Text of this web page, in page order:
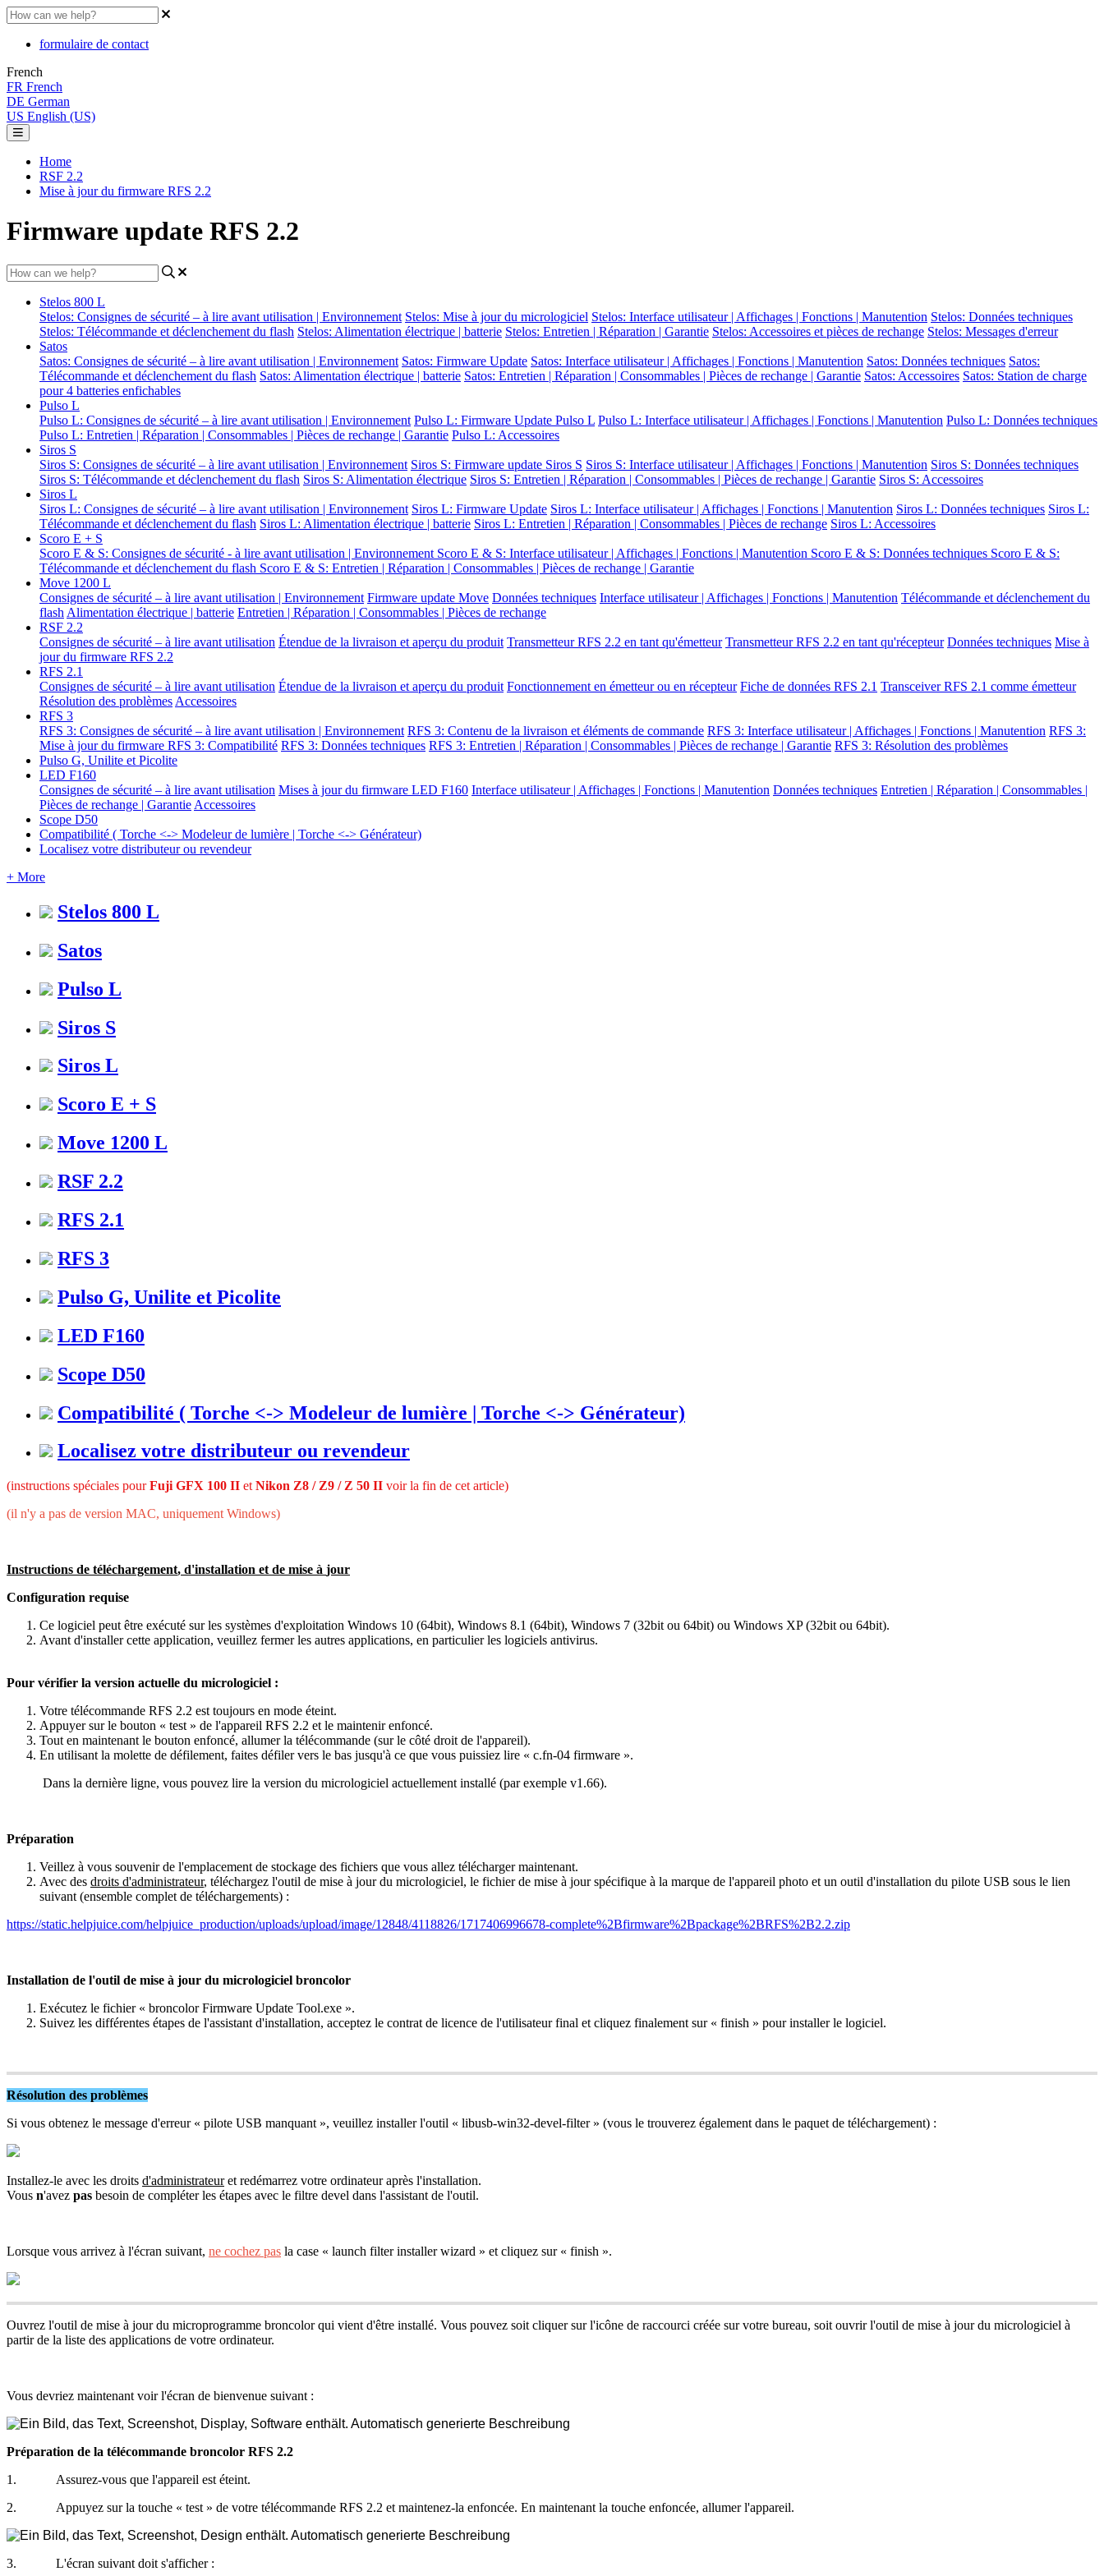
formulaire de contact
French
FR French
DE German
US English (US)
Home
RSF 2.2
Mise à jour du firmware RFS 2.2
Firmware update RFS 2.2
Stelos 800 L
Stelos: Consignes de sécurité – à lire avant utilisation | Environnement Stelos: Mise à jour du micrologiciel Stelos: Interface utilisateur | Affichages | Fonctions | Manutention Stelos: Données techniques
Stelos: Télécommande et déclenchement du flash Stelos: Alimentation électrique | batterie Stelos: Entretien | Réparation | Garantie Stelos: Accessoires et pièces de rechange Stelos: Messages d'erreur
Satos
Satos: Consignes de sécurité – à lire avant utilisation | Environnement Satos: Firmware Update Satos: Interface utilisateur | Affichages | Fonctions | Manutention Satos: Données techniques Satos:
Télécommande et déclenchement du flash Satos: Alimentation électrique | batterie Satos: Entretien | Réparation | Consommables | Pièces de rechange | Garantie Satos: Accessoires Satos: Station de charge
pour 4 batteries enfichables
Pulso L
Pulso L: Consignes de sécurité – à lire avant utilisation | Environnement Pulso L: Firmware Update Pulso L Pulso L: Interface utilisateur | Affichages | Fonctions | Manutention Pulso L: Données techniques
Pulso L: Entretien | Réparation | Consommables | Pièces de rechange | Garantie Pulso L: Accessoires
Siros S
Siros S: Consignes de sécurité – à lire avant utilisation | Environnement Siros S: Firmware update Siros S Siros S: Interface utilisateur | Affichages | Fonctions | Manutention Siros S: Données techniques
Siros S: Télécommande et déclenchement du flash Siros S: Alimentation électrique Siros S: Entretien | Réparation | Consommables | Pièces de rechange | Garantie Siros S: Accessoires
Siros L
Siros L: Consignes de sécurité – à lire avant utilisation | Environnement Siros L: Firmware Update Siros L: Interface utilisateur | Affichages | Fonctions | Manutention Siros L: Données techniques Siros L:
Télécommande et déclenchement du flash Siros L: Alimentation électrique | batterie Siros L: Entretien | Réparation | Consommables | Pièces de rechange Siros L: Accessoires
Scoro E + S
Scoro E & S: Consignes de sécurité - à lire avant utilisation | Environnement Scoro E & S: Interface utilisateur | Affichages | Fonctions | Manutention Scoro E & S: Données techniques Scoro E & S:
Télécommande et déclenchement du flash Scoro E & S: Entretien | Réparation | Consommables | Pièces de rechange | Garantie
Move 1200 L
Consignes de sécurité – à lire avant utilisation | Environnement Firmware update Move Données techniques Interface utilisateur | Affichages | Fonctions | Manutention Télécommande et déclenchement du
flash Alimentation électrique | batterie Entretien | Réparation | Consommables | Pièces de rechange
RSF 2.2
Consignes de sécurité – à lire avant utilisation Étendue de la livraison et aperçu du produit Transmetteur RFS 2.2 en tant qu'émetteur Transmetteur RFS 2.2 en tant qu'récepteur Données techniques Mise à
jour du firmware RFS 2.2
RFS 2.1
Consignes de sécurité – à lire avant utilisation Étendue de la livraison et aperçu du produit Fonctionnement en émetteur ou en récepteur Fiche de données RFS 2.1 Transceiver RFS 2.1 comme émetteur
Résolution des problèmes Accessoires
RFS 3
RFS 3: Consignes de sécurité – à lire avant utilisation | Environnement RFS 3: Contenu de la livraison et éléments de commande RFS 3: Interface utilisateur | Affichages | Fonctions | Manutention RFS 3:
Mise à jour du firmware RFS 3: Compatibilité RFS 3: Données techniques RFS 3: Entretien | Réparation | Consommables | Pièces de rechange | Garantie RFS 3: Résolution des problèmes
Pulso G, Unilite et Picolite
LED F160
Consignes de sécurité – à lire avant utilisation Mises à jour du firmware LED F160 Interface utilisateur | Affichages | Fonctions | Manutention Données techniques Entretien | Réparation | Consommables |
Pièces de rechange | Garantie Accessoires
Scope D50
Compatibilité ( Torche <-> Modeleur de lumière | Torche <-> Générateur)
Localisez votre distributeur ou revendeur
+ More
Stelos 800 L
Satos
Pulso L
Siros S
Siros L
Scoro E + S
Move 1200 L
RSF 2.2
RFS 2.1
RFS 3
Pulso G, Unilite et Picolite
LED F160
Scope D50
Compatibilité ( Torche <-> Modeleur de lumière | Torche <-> Générateur)
Localisez votre distributeur ou revendeur
(instructions spéciales pour Fuji GFX 100 II et Nikon Z8 / Z9 / Z 50 II voir la fin de cet article)
(il n'y a pas de version MAC, uniquement Windows)
Instructions de téléchargement, d'installation et de mise à jour
Configuration requise
Ce logiciel peut être exécuté sur les systèmes d'exploitation Windows 10 (64bit), Windows 8.1 (64bit), Windows 7 (32bit ou 64bit) ou Windows XP (32bit ou 64bit).
Avant d'installer cette application, veuillez fermer les autres applications, en particulier les logiciels antivirus.
Pour vérifier la version actuelle du micrologiciel :
Votre télécommande RFS 2.2 est toujours en mode éteint.
Appuyer sur le bouton « test » de l'appareil RFS 2.2 et le maintenir enfoncé.
Tout en maintenant le bouton enfoncé, allumer la télécommande (sur le côté droit de l'appareil).
En utilisant la molette de défilement, faites défiler vers le bas jusqu'à ce que vous puissiez lire « c.fn-04 firmware ».
Dans la dernière ligne, vous pouvez lire la version du micrologiciel actuellement installé (par exemple v1 .66).
Préparation
Veillez à vous souvenir de l'emplacement de stockage des fichiers que vous allez télécharger maintenant.
Avec des droits d'administrateur, téléchargez l'outil de mise à jour du micrologiciel, le fichier de mise à jour spécifique à la marque de l'appareil photo et un outil d'installation du pilote USB sous le lien
suivant (ensemble complet de téléchargements) :
https://static.helpjuice.com/helpjuice_production/uploads/upload/image/12848/4118826/1717406996678-complete%2Bfirmware%2Bpackage%2BRFS%2B2.2.zip
Installation de l'outil de mise à jour du micrologiciel broncolor
Exécutez le fichier « broncolor Firmware Update Tool.exe ».
Suivez les différentes étapes de l'assistant d'installation, acceptez le contrat de licence de l'utilisateur final et cliquez finalement sur « finish » pour installer le logiciel.
Résolution des problèmes
Si vous obtenez le message d'erreur « pilote USB manquant », veuillez installer l'outil « libusb-win32-devel-filter » (vous le trouverez également dans le paquet de téléchargement) :
Installez-le avec les droits d'administrateur et redémarrez votre ordinateur après l'installation.
Vous n'avez pas besoin de compléter les étapes avec le filtre devel dans l'assistant de l'outil.
Lorsque vous arrivez à l'écran suivant, ne cochez pas la case « launch filter installer wizard » et cliquez sur « finish ».
Ouvrez l'outil de mise à jour du microprogramme broncolor qui vient d'être installé. Vous pouvez soit cliquer sur l'icône de raccourci créée sur votre bureau, soit ouvrir l'outil de mise à jour du micrologiciel à
partir de la liste des applications de votre ordinateur.
Vous devriez maintenant voir l'écran de bienvenue suivant :
Préparation de la télécommande broncolor RFS 2.2
1 . Assurez-vous que l'appareil est éteint.
2. Appuyez sur la touche « test » de votre télécommande RFS 2.2 et maintenez-la enfoncée. En maintenant la touche enfoncée, allumer l'appareil.
3. L'écran suivant doit s'afficher :